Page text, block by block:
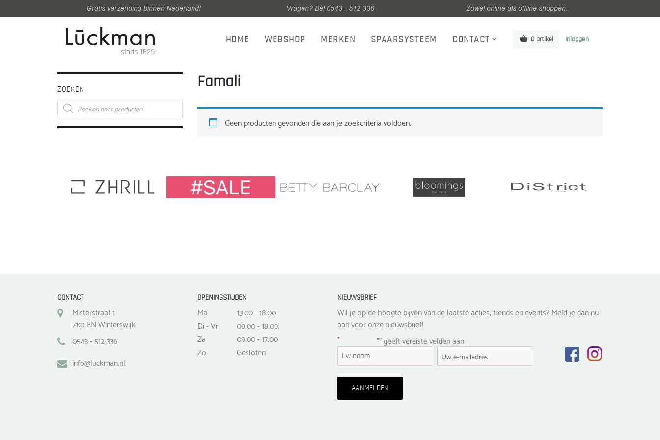
Gratis verzending binnen Nederland! Vragen? Bel 0543 - 512 336 Zowel online als offline shoppen.
HOME WEBSHOP MERKEN SPAARSYSTEEM CONTACT 0 artikel Inloggen
ZOEKEN
Producten
zoeken
Famali
Geen producten gevonden die aan je zoekcriteria voldoen.
CONTACT
Misterstraat 1
7101 EN Winterswijk
0543 - 512 336
info@luckman.nl
OPENINGSTIJDEN
Ma
13.00 - 18.00
Di - Vr
09.00 - 18.00
Za
09.00 - 17.00
Zo
Gesloten
NIEUWSBRIEF
Wil je op de hoogte bijven van de laatste acties, trends en events? Meld je dan nu
aan voor onze nieuwsbrief!
"
* " geeft vereiste velden aan